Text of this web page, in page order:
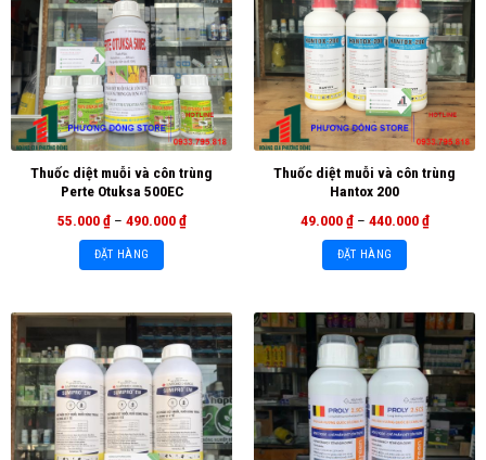
Thuốc diệt muỗi và côn trùng
Perte Otuksa 500EC
55.000₫ – 490.000₫
ĐẶT HÀNG
Thuốc diệt muỗi và côn trùng
Hantox 200
49.000₫ – 440.000₫
ĐẶT HÀNG